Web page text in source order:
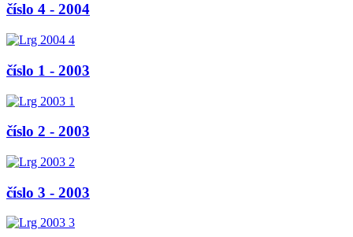
číslo 4 - 2004
číslo 1 - 2003
číslo 2 - 2003
číslo 3 - 2003